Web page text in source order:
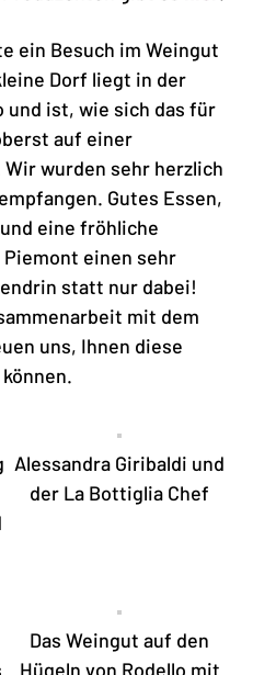
ein Besuch im Weingut
Dorf liegt in der
und ist, wie sich das für
auf einer
wurden sehr herzlich
Gutes Essen,
eine fröhliche
einen sehr
statt nur dabei!
mit dem
uns, Ihnen diese
Alessandra Giribaldi und
der La Bottiglia Chef
Das Weingut auf den
Hügeln von Rodello mit